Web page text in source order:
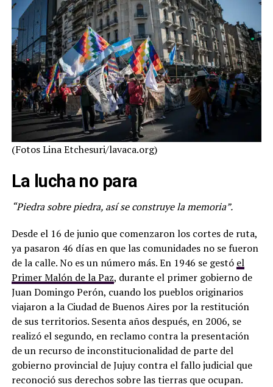
(Fotos Lina Etchesuri/lavaca.org)
La lucha no para
“Piedra sobre piedra, así se construye la memoria”.
Desde el 16 de junio que comenzaron los cortes de ruta,
ya pasaron 46 días en que las comunidades no se fueron
de la calle. No es un número más. En 1946 se gestó el
Primer Malón de la Paz, durante el primer gobierno de
Juan Domingo Perón, cuando los pueblos originarios
viajaron a la Ciudad de Buenos Aires por la restitución
de sus territorios. Sesenta años después, en 2006, se
realizó el segundo, en reclamo contra la presentación
de un recurso de inconstitucionalidad de parte del
gobierno provincial de Jujuy contra el fallo judicial que
reconoció sus derechos sobre las tierras que ocupan.